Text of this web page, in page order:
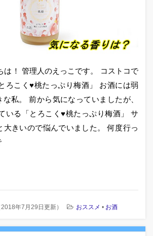
は！ 管理人のえっこです。 コストコで
こく♥桃たっぷり梅酒」 お酒には弱
私。 前から気になっていましたが、
いる「とろこく♥桃たっぷり梅酒」 サ
大きいので悩んでいました。 何度行っ
2018年7月29日更新） おススメ • お酒